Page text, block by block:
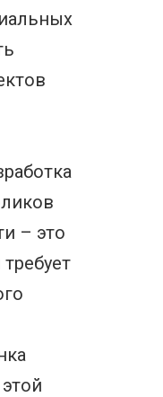
– это